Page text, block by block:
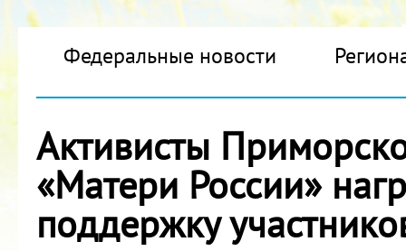
Федеральные новости
Активисты
«Матери России»
поддержку